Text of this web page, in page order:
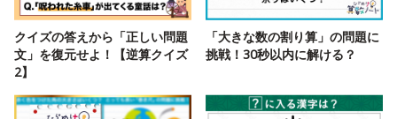
クイズの答えから「正しい問題
文」を復元せよ！【逆算クイズ
2】
「大きな数の割り算」の問題に
挑戦！30秒以内に解ける？